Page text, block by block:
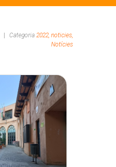
Categoria 2022, noticies,
Notícies